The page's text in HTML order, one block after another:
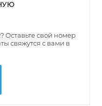
Оставьте свой номер
свяжутся с вами в